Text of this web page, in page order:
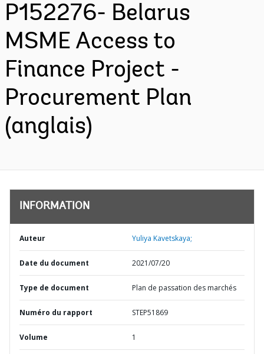
P152276- Belarus
MSME Access to
Finance Project -
Procurement Plan
(anglais)
INFORMATION
Auteur Yuliya Kavetskaya;
Date du document 2021/07/20
Type de document Plan de passation des marchés
Numéro du rapport STEP51869
Volume 1